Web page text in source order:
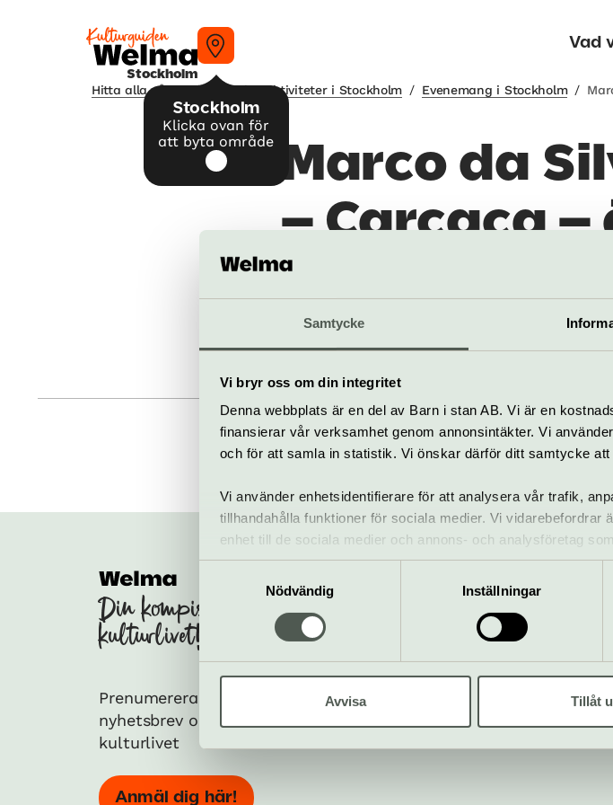
Samtycke
Vi bryr oss om din integritet
Denna webbplats är en del av Barn i stan AB. Vi är en
finansierar vår verksamhet genom annonsintäkter. Vi
och för att samla in statistik. Vi önskar därför ditt samtycke
Vi använder enhetsidentifierare för att analysera vår trafik,
tillhandahålla funktioner för sociala medier. Vi vidarebefordrar
enhet till de sociala medier och annons- och analysföretag
informationen med annan information som du har
Nödvändig
Inställningar
Avvisa Tillåt
Stockholm
Stockholm
Klicka ovan för
att byta område
Vad
Hitta alla våra tips på kulturaktiviteter i Stockholm / Evenemang i Stockholm /
Marco da
– Carcaça –
längre
Din kompis med koll på
kulturlivet!
Prenumerera på vårt
nyhetsbrev och få koll på
kulturlivet
Anmäl dig här!
Sociala medier
Följ oss på Instagram och